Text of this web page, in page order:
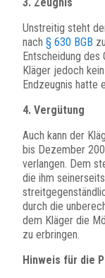
Unstreitig steht
nach § 630 BGB
Entscheidung des
Kläger jedoch
Endzeugnis hatte
4. Vergütung
Auch kann der
bis Dezember
verlangen. Dem
die ihm
durch die
dem Kläger die
zu erbringen.
Hinweis für die